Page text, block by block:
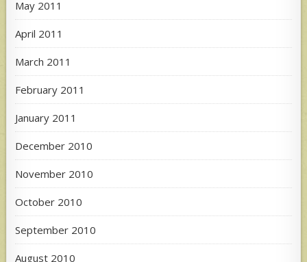
May 2011
April 2011
March 2011
February 2011
January 2011
December 2010
November 2010
October 2010
September 2010
August 2010